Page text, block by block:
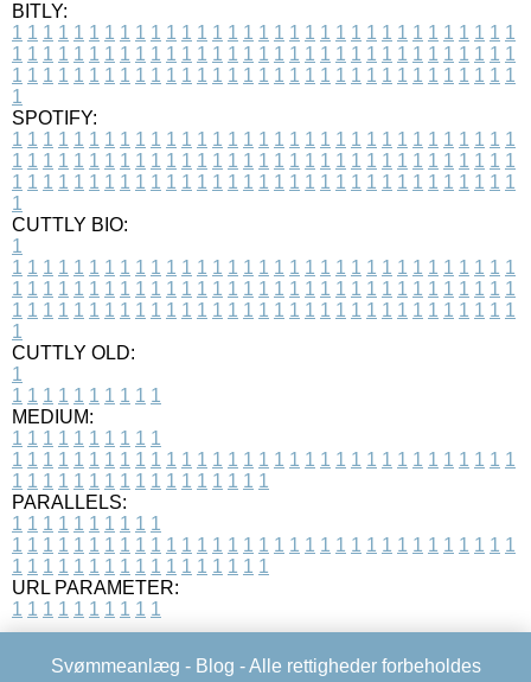
BITLY:
1 1 1 1 1 1 1 1 1 1 1 1 1 1 1 1 1 1 1 1 1 1 1 1 1 1 1 1 1 1 1 1 1
1 1 1 1 1 1 1 1 1 1 1 1 1 1 1 1 1 1 1 1 1 1 1 1 1 1 1 1 1 1 1 1 1
1 1 1 1 1 1 1 1 1 1 1 1 1 1 1 1 1 1 1 1 1 1 1 1 1 1 1 1 1 1 1 1 1
1
SPOTIFY:
1 1 1 1 1 1 1 1 1 1 1 1 1 1 1 1 1 1 1 1 1 1 1 1 1 1 1 1 1 1 1 1 1
1 1 1 1 1 1 1 1 1 1 1 1 1 1 1 1 1 1 1 1 1 1 1 1 1 1 1 1 1 1 1 1 1
1 1 1 1 1 1 1 1 1 1 1 1 1 1 1 1 1 1 1 1 1 1 1 1 1 1 1 1 1 1 1 1 1
1
CUTTLY BIO:
1
1 1 1 1 1 1 1 1 1 1 1 1 1 1 1 1 1 1 1 1 1 1 1 1 1 1 1 1 1 1 1 1 1
1 1 1 1 1 1 1 1 1 1 1 1 1 1 1 1 1 1 1 1 1 1 1 1 1 1 1 1 1 1 1 1 1
1 1 1 1 1 1 1 1 1 1 1 1 1 1 1 1 1 1 1 1 1 1 1 1 1 1 1 1 1 1 1 1 1
1
CUTTLY OLD:
1
1 1 1 1 1 1 1 1 1 1
MEDIUM:
1 1 1 1 1 1 1 1 1 1
1 1 1 1 1 1 1 1 1 1 1 1 1 1 1 1 1 1 1 1 1 1 1 1 1 1 1 1 1 1 1 1 1
1 1 1 1 1 1 1 1 1 1 1 1 1 1 1 1 1
PARALLELS:
1 1 1 1 1 1 1 1 1 1
1 1 1 1 1 1 1 1 1 1 1 1 1 1 1 1 1 1 1 1 1 1 1 1 1 1 1 1 1 1 1 1 1
1 1 1 1 1 1 1 1 1 1 1 1 1 1 1 1 1
URL PARAMETER:
1 1 1 1 1 1 1 1 1 1
Svømmeanlæg - Blog - Alle rettigheder forbeholdes